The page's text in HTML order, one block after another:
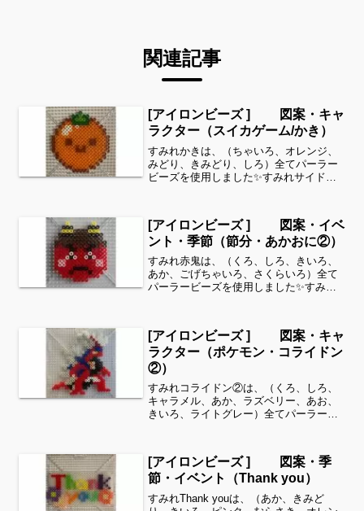
関連記事
[アイロンビーズ ] 図案・キャ
ラクター（スイカゲーム/かき）
すみれかきは、（ちゃいろ、オレンジ、
みどり、きみどり、しろ）全てパーラー
ビーズを使用しました✨すみれサイドバ
時間がありましたら、他の図案もぜひ覗
いてみてください^ ^ス...
[アイロンビーズ ] 図案・イベ
ント・季節（節分・あかおに②）
すみれ赤鬼は、（くろ、しろ、きいろ、
あか、ごげちゃいろ、さくらいろ）全て
パーラービーズを使用しました✨すみれ
ます！お時間がありましたら、他の図案
もぜひ覗いてみてください...
[アイロンビーズ ] 図案・キャ
ラクター（ポケモン・コライドン
②）
すみれコライドン②は、（くろ、しろ、
キャラメル、あか、ラズベリー、あお、
きいろ、ライトグレー）全てパーラービ
ズ別に図案を見ることができます！お時
間がありましたら、他の図...
[アイロンビーズ ] 図案・季
節・イベント（Thank you）
すみれThank youは、（あか、きみど